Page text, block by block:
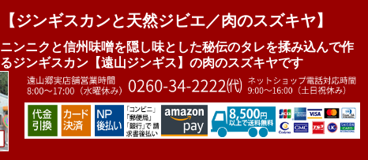
【ジンギスカンと天然ジビエ／肉のスズキヤ】
ニンニクと信州味噌を隠し味とした秘伝のタレを揉み込んで作
るジンギスカン【遠山ジンギス】の肉のスズキヤです